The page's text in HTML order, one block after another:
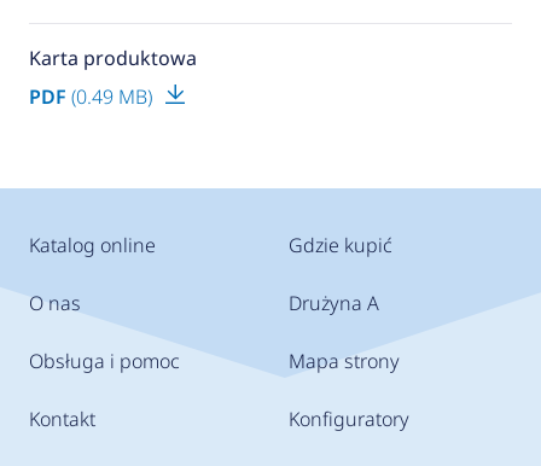
Karta produktowa
PDF (0.49 MB)
Katalog online
O nas
Obsługa i pomoc
Kontakt
Gdzie kupić
Drużyna A
Mapa strony
Konfiguratory